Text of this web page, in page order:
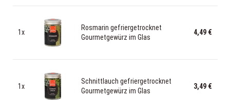
1x
Rosmarin gefriergetrocknet
Gourmetgewürz im Glas
4,49 €
1x
Schnittlauch gefriergetrocknet
Gourmetgewürz im Glas
3,49 €